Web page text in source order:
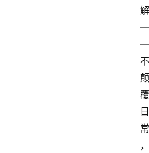
解
—
—
不
颠
覆
日
常
，